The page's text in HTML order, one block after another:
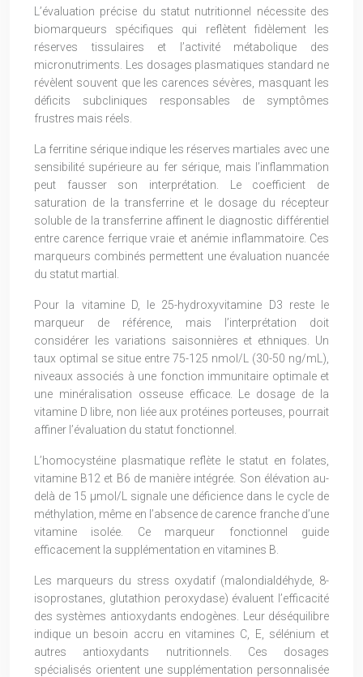
L’évaluation précise du statut nutritionnel nécessite des
biomarqueurs spécifiques qui reflètent fidèlement les
réserves tissulaires et l’activité métabolique des
micronutriments. Les dosages plasmatiques standard ne
révèlent souvent que les carences sévères, masquant les
déficits subcliniques responsables de symptômes
frustres mais réels.
La ferritine sérique indique les réserves martiales avec une
sensibilité supérieure au fer sérique, mais l’inflammation
peut fausser son interprétation. Le coefficient de
saturation de la transferrine et le dosage du récepteur
soluble de la transferrine affinent le diagnostic différentiel
entre carence ferrique vraie et anémie inflammatoire. Ces
marqueurs combinés permettent une évaluation nuancée
du statut martial.
Pour la vitamine D, le 25-hydroxyvitamine D3 reste le
marqueur de référence, mais l’interprétation doit
considérer les variations saisonnières et ethniques. Un
taux optimal se situe entre 75-125 nmol/L (30-50 ng/mL),
niveaux associés à une fonction immunitaire optimale et
une minéralisation osseuse efficace. Le dosage de la
vitamine D libre, non liée aux protéines porteuses, pourrait
affiner l’évaluation du statut fonctionnel.
L’homocystéine plasmatique reflète le statut en folates,
vitamine B12 et B6 de manière intégrée. Son élévation au-
delà de 15 μmol/L signale une déficience dans le cycle de
méthylation, même en l’absence de carence franche d’une
vitamine isolée. Ce marqueur fonctionnel guide
efficacement la supplémentation en vitamines B.
Les marqueurs du stress oxydatif (malondialdéhyde, 8-
isoprostanes, glutathion peroxydase) évaluent l’efficacité
des systèmes antioxydants endogènes. Leur déséquilibre
indique un besoin accru en vitamines C, E, sélénium et
autres antioxydants nutritionnels. Ces dosages
spécialisés orientent une supplémentation personnalisée